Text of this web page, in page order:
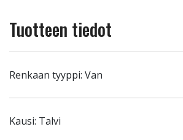
Tuotteen tiedot
Renkaan tyyppi: Van
Kausi: Talvi